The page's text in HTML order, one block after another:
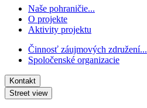
Naše pohraničie...
O projekte
Aktivity projektu
Činnosť záujmových združení...
Spoločenské organizacie
Kontakt
Street view